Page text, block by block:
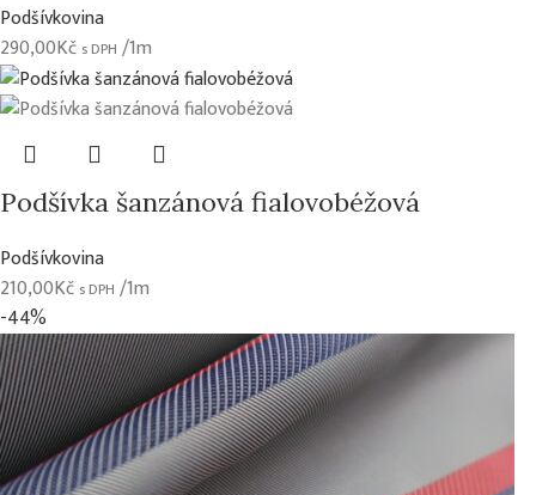
Podšívkovina
290,00Kč s DPH /1m
Podšívka šanzánová fialovobéžová
Podšívkovina
210,00Kč s DPH /1m
-44%